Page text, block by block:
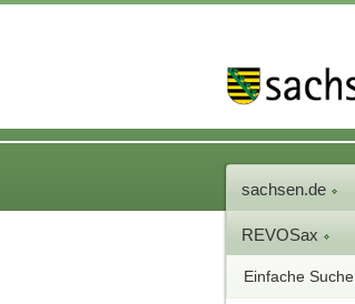
sachsen.de
REVOSax
Einfache Suche